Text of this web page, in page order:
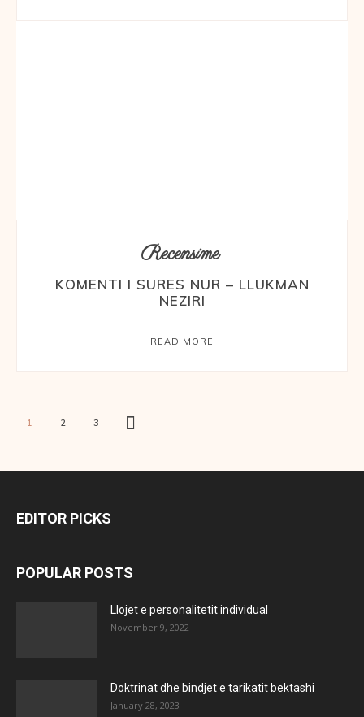
Recensime
KOMENTI I SURES NUR – LLUKMAN
NEZIRI
READ MORE
1 2 3
EDITOR PICKS
POPULAR POSTS
Llojet e personalitetit individual
November 9, 2022
Doktrinat dhe bindjet e tarikatit bektashi
January 28, 2023